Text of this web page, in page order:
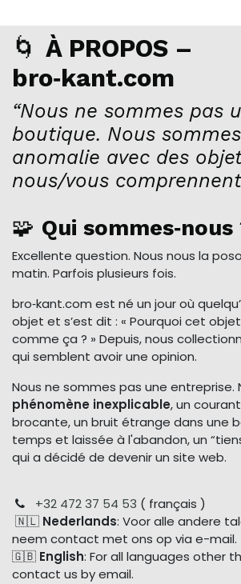
🌀 À PROPOS –
bro‑kant.com
“Nous ne sommes pas
boutique. Nous
anomalie avec des
nous/vous
🧩 Qui sommes‑nous
Excellente question. Nous nous la
matin. Parfois plusieurs fois.
bro‑kant.com est né un jour où
objet et s’est dit : « Pourquoi cet
comme ça ? » Depuis, nous
qui semblent avoir une opinion.
Nous ne sommes pas une entreprise.
phénomène inexplicable, un
brocante, un bruit étrange dans une
temps et laissée à l'abandon, un
qui a décidé de devenir un site web.
+32 472 37 54 53 ( français )
🇳🇱 Nederlands: Voor alle andere
neem contact met ons op via e-mail.
🇬🇧 English: For all languages other
contact us by email.